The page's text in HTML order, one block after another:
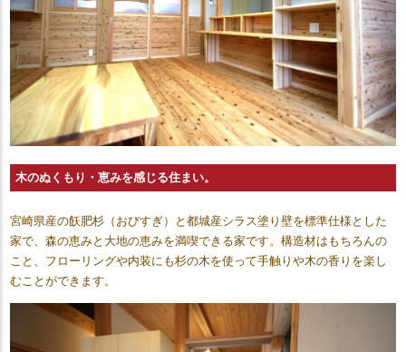
木のぬくもり・恵みを感じる住まい。
宮崎県産の飫肥杉（おびすぎ）と都城産シラス塗り壁を標準仕様とした
家で、森の恵みと大地の恵みを満喫できる家です。構造材はもちろんの
こと、フローリングや内装にも杉の木を使って手触りや木の香りを楽し
むことができます。